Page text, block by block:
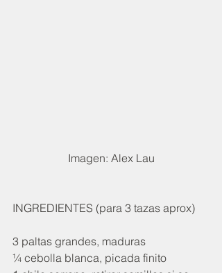
Imagen: Alex Lau
INGREDIENTES (para 3 tazas aprox)
3 paltas grandes, maduras
¼ cebolla blanca, picada finito